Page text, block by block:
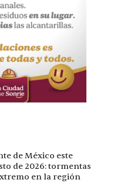
de México este
de 2026: tormentas
en la región